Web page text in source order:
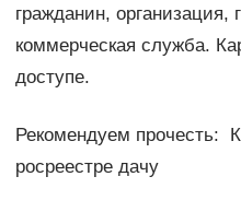
гражданин, организация,
коммерческая служба.
доступе.
Рекомендуем прочесть:
росреестре дачу